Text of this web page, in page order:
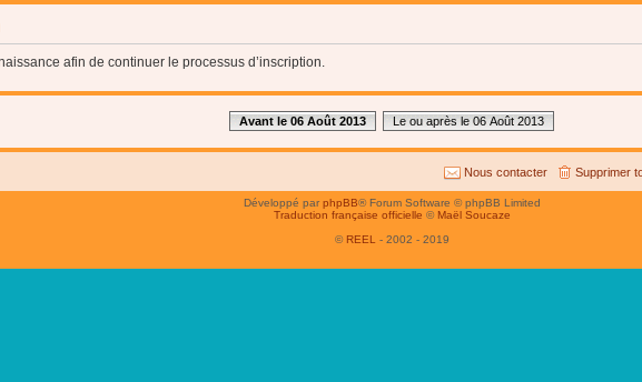
afin de continuer le processus d’inscription.
Avant le 06 Août 2013 Le ou après le 06 Août 2013
Supprimer
Nous contacter
Développé parphpBB® Forum Software © phpBB Limited
Traduction française officielle © Maël Soucaze
© REEL - 2002 - 2019